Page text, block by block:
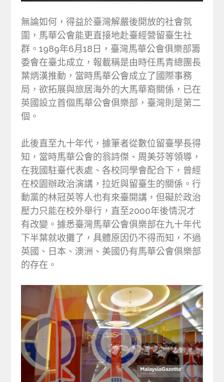
無論如何，得益於臺灣解嚴後開放的社會氛
圍，馬華公會能更直接地赴臺經營留臺生社
群。1989年6月18日，臺灣馬華公會俱樂部籌
委會在臺北成立，報載稱是由時任馬青總團長
葉炳漢推動，當時馬華公會成立了國際事務
局，欲拓展與旅居海外的大馬華裔關係，已在
英國設立首個馬華公會俱樂部，臺灣則是第二
個。
此後直至九十年代，據筆者從數位留臺學長得
知，當時馬華公會的翁詩傑、周美芬等領導，
在我國駐臺代表處、各校同學會配合下，曾經
在校園辦政治演講，拉近與留臺生的關係。行
動黨的林冠英等人也有來臺開講，但礙於政治
壓力只能在校外舉行，直至2000年後情況才
有改變。據悉臺灣馬華公會俱樂部在九十年代
下半葉就收攤了，具體原因仍不得而知，不過
英國、日本、澳洲、美國仍有馬華公會俱樂部
的存在。